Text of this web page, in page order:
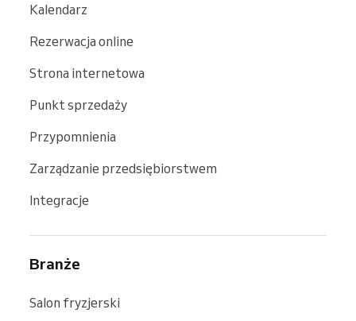
Kalendarz
Rezerwacja online
Strona internetowa
Punkt sprzedaży
Przypomnienia
Zarządzanie przedsiębiorstwem
Integracje
Branże
Salon fryzjerski